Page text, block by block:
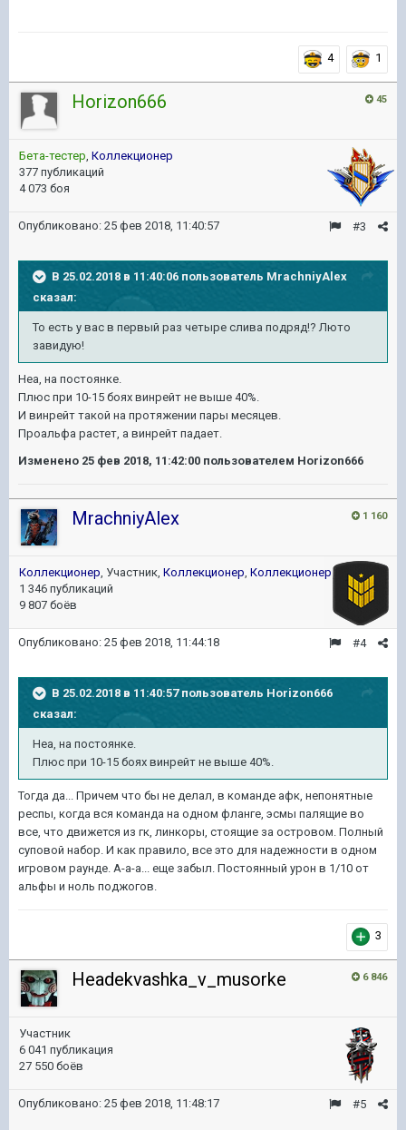
4 1
45
Horizon666
Бета-тестер, Коллекционер
377 публикаций
4 073 боя
#3
Опубликовано: 25 фев 2018, 11:40:57
В 25.02.2018 в 11:40:06 пользователь MrachniyAlex
сказал:
То есть у вас в первый раз четыре слива подряд!? Люто
завидую!
Неа, на постоянке.
Плюс при 10-15 боях винрейт не выше 40%.
И винрейт такой на протяжении пары месяцев.
Проальфа растет, а винрейт падает.
Изменено 25 фев 2018, 11:42:00 пользователем Horizon666
1 160
MrachniyAlex
Коллекционер, Участник, Коллекционер, Коллекционер
1 346 публикаций
9 807 боёв
#4
Опубликовано: 25 фев 2018, 11:44:18
В 25.02.2018 в 11:40:57 пользователь Horizon666
сказал:
Неа, на постоянке.
Плюс при 10-15 боях винрейт не выше 40%.
Тогда да... Причем что бы не делал, в команде афк, непонятные
респы, когда вся команда на одном фланге, эсмы палящие во
все, что движется из гк, линкоры, стоящие за островом. Полный
суповой набор. И как правило, все это для надежности в одном
игровом раунде. А-а-а... еще забыл. Постоянный урон в 1/10 от
альфы и ноль поджогов.
3
6 846
Headekvashka_v_musorke
Участник
6 041 публикация
27 550 боёв
#5
Опубликовано: 25 фев 2018, 11:48:17